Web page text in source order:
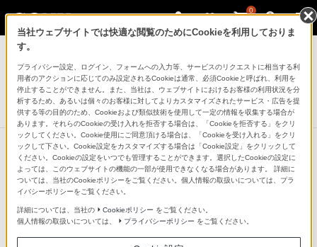
0
デジタルビデオカメラ ハンディカム
デジタル４Kビデオカメラレコーダー
FDR-AX40
DISCONTINUED 生産完了
当社ウェブサイトでは快適な閲覧のためにCookieを利用しておりま
す。
プライバシー設定、ログイン、フォームへの入力等、サービスのリクエストに相当する利
用者のアクションに応じてのみ設定されるCookieは通常、必須Cookieと呼ばれ、利用を
停止することができません。また、当社は、ウェブサイトにおけるお客様の利用状況を分
析するため、あるいは個々のお客様に対してよりカスタマイズされたサービス・広告を提
供する等の目的のため、Cookieおよび類似技術を使用して一定の情報を収集する場合が
あります。それらのCookieの受け入れを拒否する場合は、「Cookieを拒否する」をクリ
ックしてください。Cookie使用にご同意頂ける場合は、「Cookieを受け入れる」をクリ
ックして下さい。Cookie設定をカスタマイズする場合は「Cookie設定」をクリックして
ください。Cookieの設定をいつでも管理することができます。選択したCookieの設定に
よっては、このウェブサイトの機能の一部が使用できなくなる場合があります。 詳細に
ついては、当社のCookieポリシーをご覧ください。個人情報の取扱いについては、プラ
イバシーポリシーをご覧ください。
詳細については、当社の Cookieポリシー をご覧ください。
個人情報の取扱いについては、
プライバシーポリシー をご覧ください。